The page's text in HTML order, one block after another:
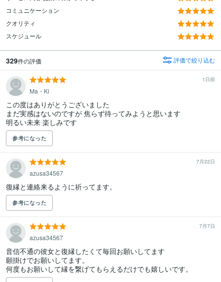
コミュニケーション
クオリティ
スケジュール
329件の評価 評価で絞り込む
1日前
Ma・Ki
この度はありがとうございました
まだ実感はないのですが 焦らず待ってみようと思います
明るい未来 楽しみです
参考になった
7月22日
azusa34567
復縁と連絡来るように祈ってます。
参考になった
7月7日
azusa34567
音信不通の彼女と復縁したくて毎回お願いしてます
願掛けでお願いしてます。
何度もお願いして縁を繋げてもらえるだけでも嬉しいです。